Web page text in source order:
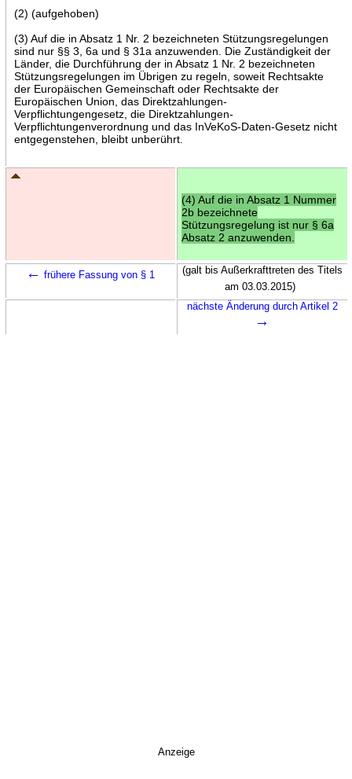
(2) (aufgehoben)
(3) Auf die in Absatz 1 Nr. 2 bezeichneten Stützungsregelungen
sind nur §§ 3, 6a und § 31a anzuwenden. Die Zuständigkeit der
Länder, die Durchführung der in Absatz 1 Nr. 2 bezeichneten
Stützungsregelungen im Übrigen zu regeln, soweit Rechtsakte
der Europäischen Gemeinschaft oder Rechtsakte der
Europäischen Union, das Direktzahlungen-
Verpflichtungengesetz, die Direktzahlungen-
Verpflichtungenverordnung und das InVeKoS-Daten-Gesetz nicht
entgegenstehen, bleibt unberührt.
(4) Auf die in Absatz 1 Nummer
2b bezeichnete
Stützungsregelung ist nur § 6a
Absatz 2 anzuwenden.
← frühere Fassung von § 1
(galt bis Außerkrafttreten des Titels
am 03.03.2015)
nächste Änderung durch Artikel 2
→
Anzeige